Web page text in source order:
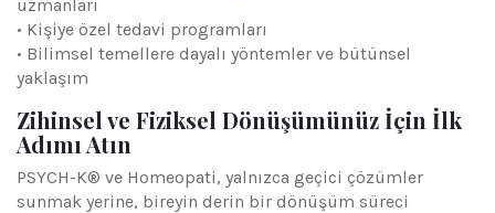
uzmanları
• Kişiye özel tedavi programları
• Bilimsel temellere dayalı yöntemler ve bütünsel
yaklaşım
Zihinsel ve Fiziksel Dönüşümünüz İçin İlk
Adımı Atın
PSYCH-K® ve Homeopati, yalnızca geçici çözümler
sunmak yerine, bireyin derin bir dönüşüm süreci